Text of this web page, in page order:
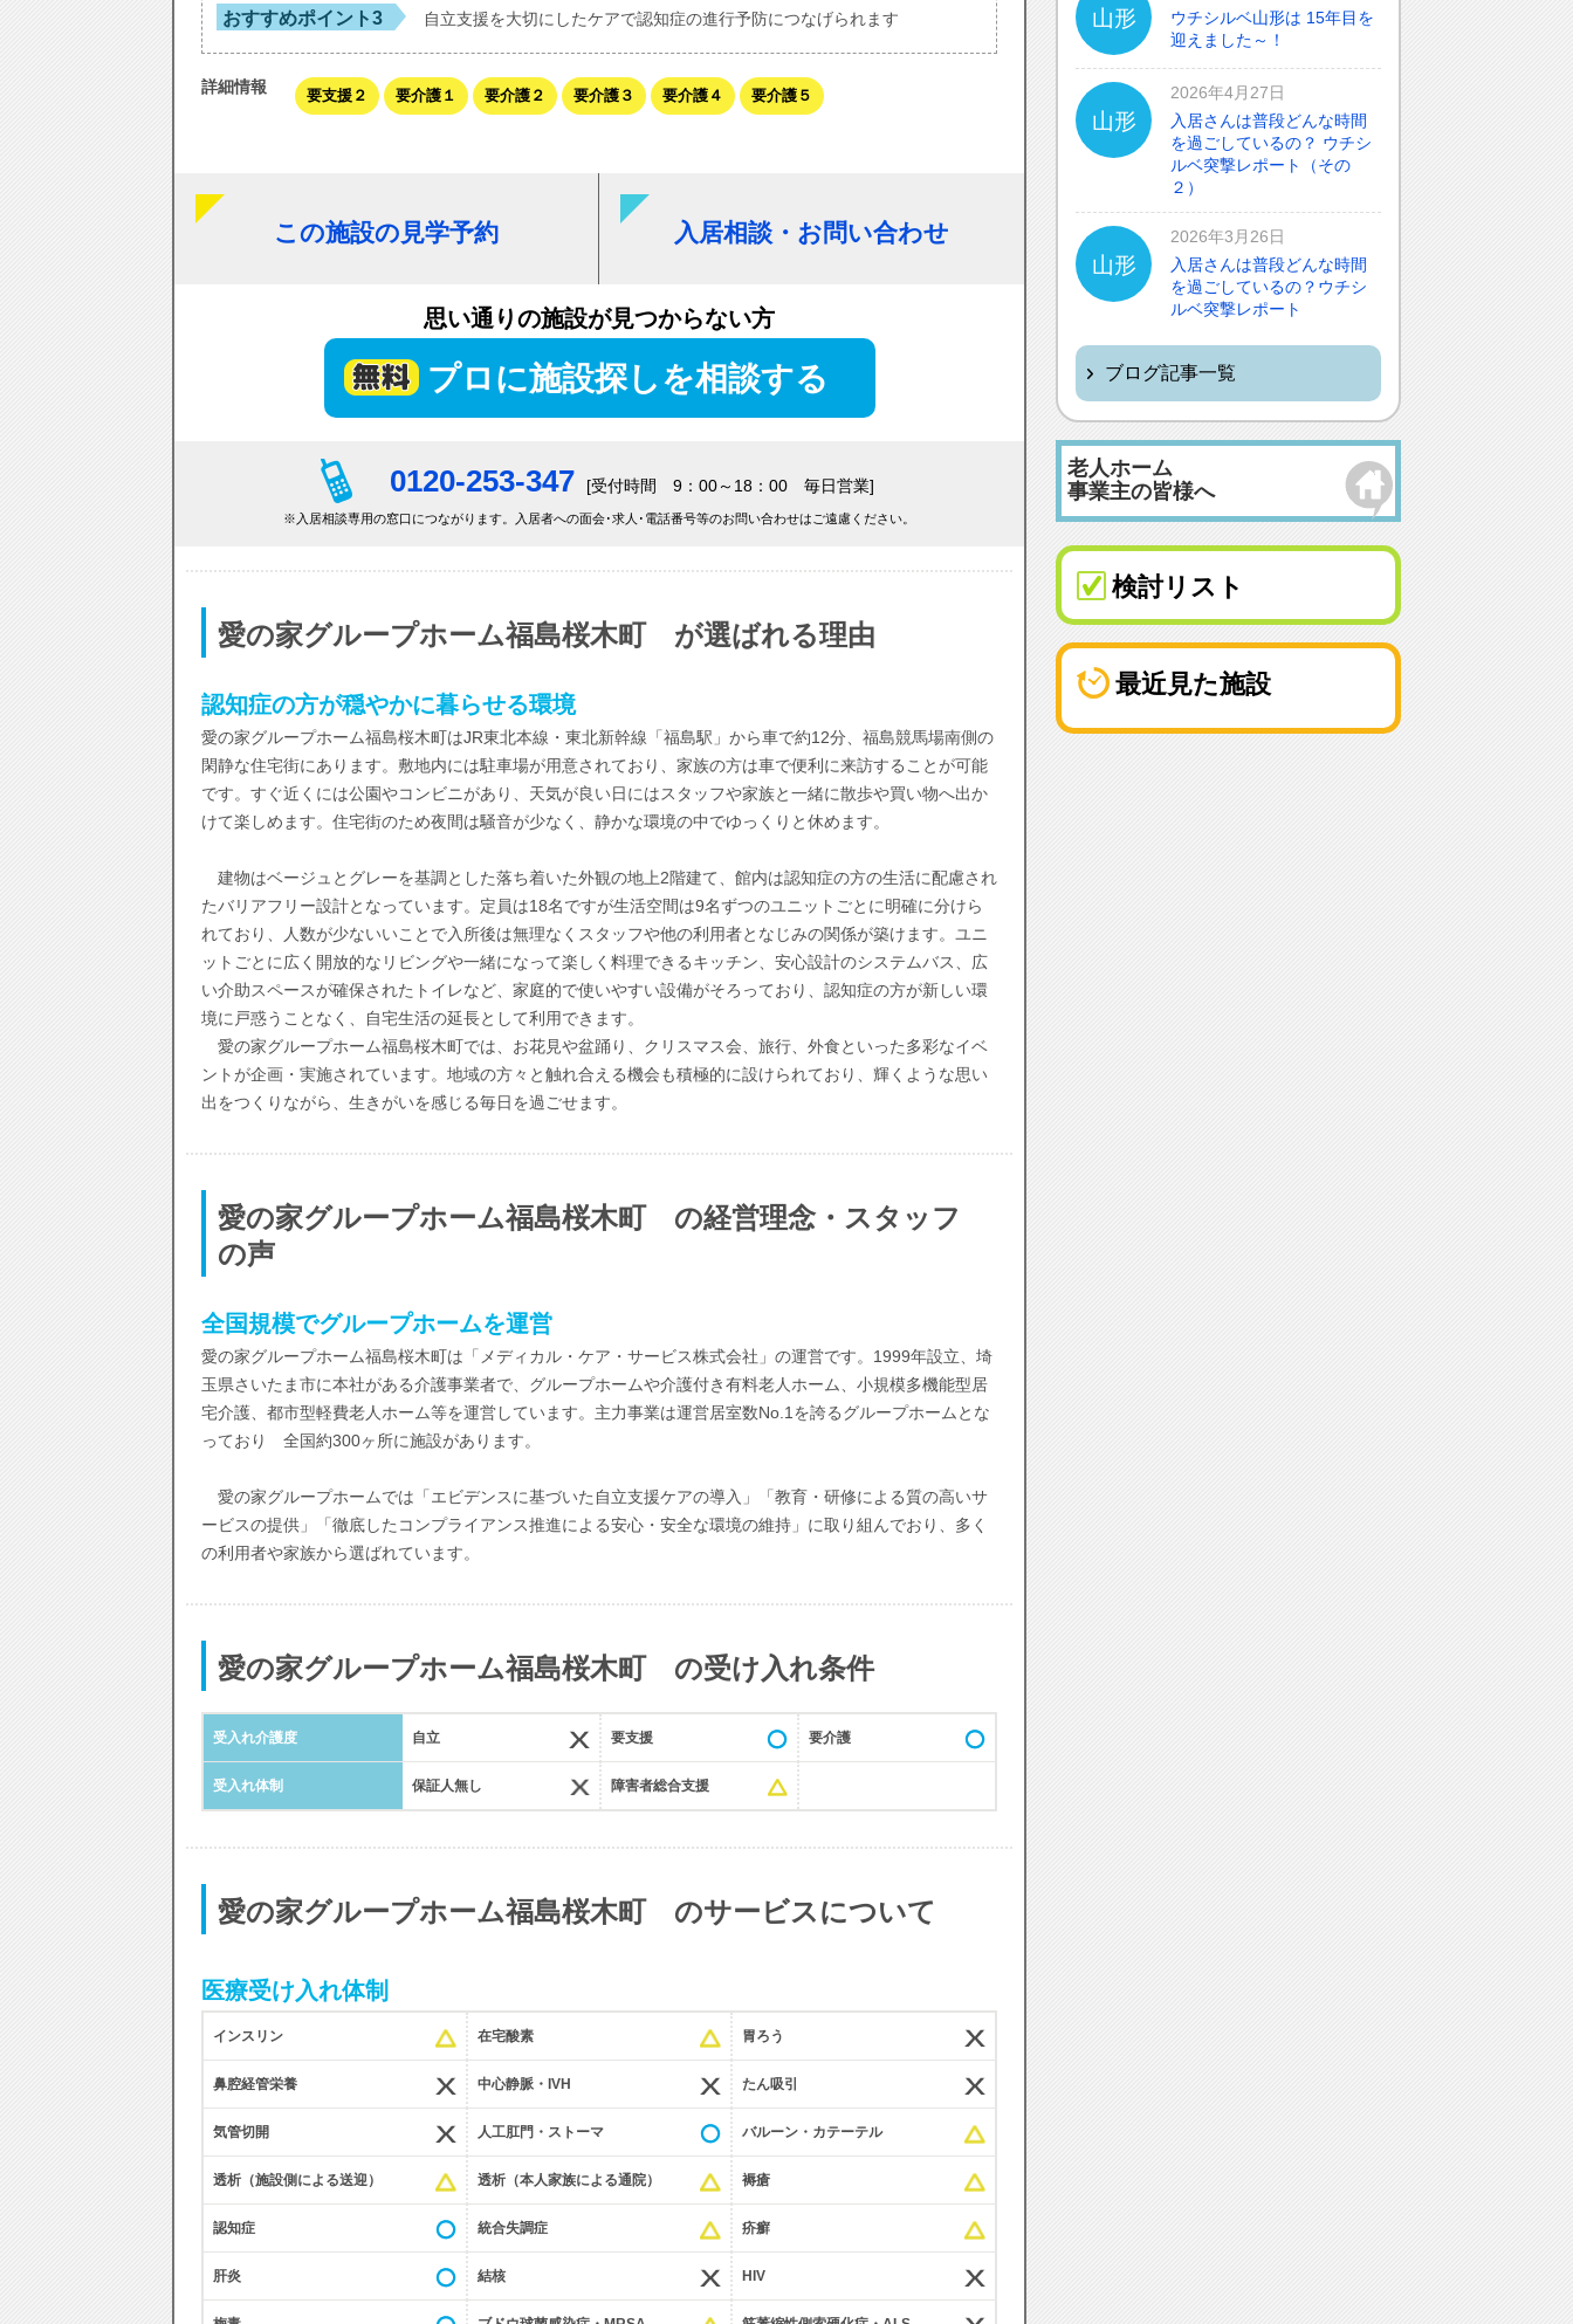
おすすめポイント3 自立支援を大切にしたケアで認知症の進行予防につなげられます
詳細情報 要支援２ 要介護１ 要介護２ 要介護３ 要介護４ 要介護５
この施設の見学予約 入居相談・お問い合わせ
思い通りの施設が見つからない方
プロに施設探しを相談する
0120-253-347 [受付時間 9：00～18：00 毎日営業]
※入居相談専用の窓口につながります。入居者への面会･求人･電話番号等のお問い合わせはご遠慮ください。
愛の家グループホーム福島桜木町 が選ばれる理由
認知症の方が穏やかに暮らせる環境
愛の家グループホーム福島桜木町はJR東北本線・東北新幹線「福島駅」から車で約12分、福島競馬場南側の
閑静な住宅街にあります。敷地内には駐車場が用意されており、家族の方は車で便利に来訪することが可能
です。すぐ近くには公園やコンビニがあり、天気が良い日にはスタッフや家族と一緒に散歩や買い物へ出か
けて楽しめます。住宅街のため夜間は騒音が少なく、静かな環境の中でゆっくりと休めます。
建物はベージュとグレーを基調とした落ち着いた外観の地上2階建て、館内は認知症の方の生活に配慮され
たバリアフリー設計となっています。定員は18名ですが生活空間は9名ずつのユニットごとに明確に分けら
れており、人数が少ないいことで入所後は無理なくスタッフや他の利用者となじみの関係が築けます。ユニ
ットごとに広く開放的なリビングや一緒になって楽しく料理できるキッチン、安心設計のシステムバス、広
い介助スペースが確保されたトイレなど、家庭的で使いやすい設備がそろっており、認知症の方が新しい環
境に戸惑うことなく、自宅生活の延長として利用できます。
愛の家グループホーム福島桜木町では、お花見や盆踊り、クリスマス会、旅行、外食といった多彩なイベ
ントが企画・実施されています。地域の方々と触れ合える機会も積極的に設けられており、輝くような思い
出をつくりながら、生きがいを感じる毎日を過ごせます。
愛の家グループホーム福島桜木町 の経営理念・スタッフ
の声
全国規模でグループホームを運営
愛の家グループホーム福島桜木町は「メディカル・ケア・サービス株式会社」の運営です。1999年設立、埼
玉県さいたま市に本社がある介護事業者で、グループホームや介護付き有料老人ホーム、小規模多機能型居
宅介護、都市型軽費老人ホーム等を運営しています。主力事業は運営居室数No.1を誇るグループホームとな
っており 全国約300ヶ所に施設があります。
愛の家グループホームでは「エビデンスに基づいた自立支援ケアの導入」「教育・研修による質の高いサ
ービスの提供」「徹底したコンプライアンス推進による安心・安全な環境の維持」に取り組んでおり、多く
の利用者や家族から選ばれています。
愛の家グループホーム福島桜木町 の受け入れ条件
受入れ介護度 自立 要支援 要介護
受入れ体制 保証人無し 障害者総合支援
愛の家グループホーム福島桜木町 のサービスについて
医療受け入れ体制
インスリン 在宅酸素 胃ろう
鼻腔経管栄養 中心静脈・IVH たん吸引
気管切開 人工肛門・ストーマ バルーン・カテーテル
透析（施設側による送迎） 透析（本人家族による通院） 褥瘡
認知症 統合失調症 疥癬
肝炎 結核 HIV
山形
ウチシルベ山形は 15年目を
迎えました～！
山形
2026年4月27日
入居さんは普段どんな時間
を過ごしているの？ ウチシ
ルベ突撃レポート（その
２）
山形
2026年3月26日
入居さんは普段どんな時間
を過ごしているの？ウチシ
ルベ突撃レポート
ブログ記事一覧
老人ホーム
事業主の皆様へ
検討リスト
最近見た施設